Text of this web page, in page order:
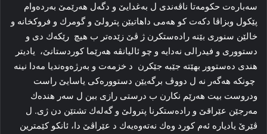
سەبارەت حکومەتا ناڤەندی ل بەغدایێ و دگەل هەرێمێ بەردەوام
پێکول وبزاڤا دکەت کو هەمی داهاتیێن پترولێ و گومرك و فروکخانە و
خالێن سنوری بێنە رادەستکرن ژ ڤێ زێدەتر ب هیچ رێکەك دی و
دستووری و فیدرالی نەدایە و چو ئالیانڤە هەرێما کوردستانێ، یادیتر
هندی دەستوور بهێتە جێبە جێکرن د خزمەت و بەرژەوەندیا مەدا نینە
چونکە هەگەر نە ل دووڤ برگەیێن دستوورەکی یاسایێ راست
ودروست بیت هەرێم نکارن ب درستی رازی ببن ل سەر هندەك
مەرجێن عێراقێ و رادەستکرنا پترولێ و گەلەك تشتێن دن ژی. ل
ڤێرێ یادیارە ئەم کورد وەك نەتەوەیەك د عێراڤێ دا، ئانکو کێمترین